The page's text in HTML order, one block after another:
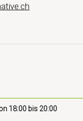
18:00 bis 20:00